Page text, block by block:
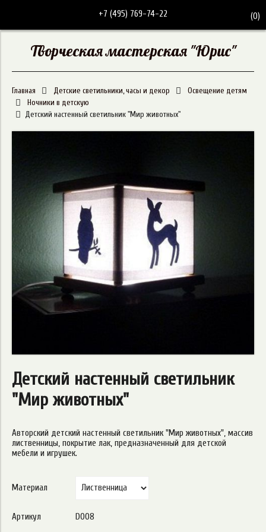
+7 (495) 769-74-22 (0)
Творческая мастерская "Юрис"
Главная Детские светильники, часы и декор
Освещение детям
Ночники в детскую
Детский настенный светильник "Мир животных"
Детский настенный светильник
"Мир животных"
Авторский детский настенный светильник "Мир животных", массив
лиственницы, покрытие лак, предназначенный для детской
мебели и игрушек.
Материал
Артикул D008